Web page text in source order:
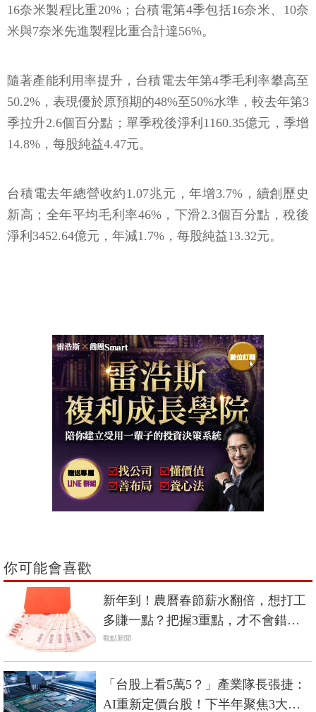
16奈米製程比重20%；台積電第4季包括16奈米、10奈
米與7奈米先進製程比重合計達56%。
隨著產能利用率提升，台積電去年第4季毛利率攀高至
50.2%，表現優於原預期的48%至50%水準，較去年第3
季拉升2.6個百分點；單季稅後淨利1160.35億元，季增
14.8%，每股純益4.47元。
台積電去年總營收約1.07兆元，年增3.7%，續創歷史
新高；全年平均毛利率46%，下滑2.3個百分點，稅後
淨利3452.64億元，年減1.7%，每股純益13.32元。
你可能會喜歡
新年到！農曆春節薪水翻倍，想打工
多賺一點？把握3重點，才不會錯失
自身權益！
觀點新聞
「台股上看5萬5？」產業隊長張捷：
AI重新定價台股！下半年聚焦3大關